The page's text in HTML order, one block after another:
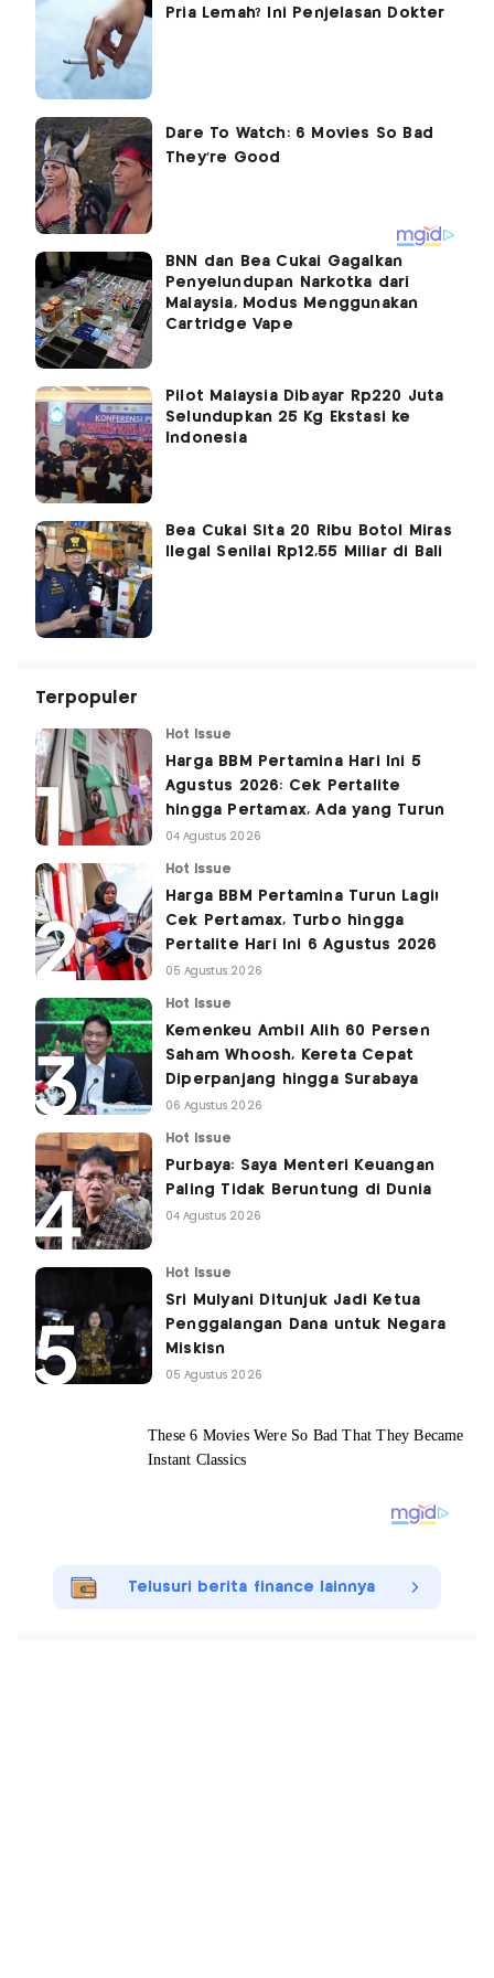
Pria Lemah? Ini Penjelasan Dokter
BNN dan Bea Cukai Gagalkan
Penyelundupan Narkotka dari
Malaysia, Modus Menggunakan
Cartridge Vape
Pilot Malaysia Dibayar Rp220 Juta
Selundupkan 25 Kg Ekstasi ke
Indonesia
Bea Cukai Sita 20 Ribu Botol Miras
Ilegal Senilai Rp12,55 Miliar di Bali
Terpopuler
Hot Issue
Harga BBM Pertamina Hari Ini 5
Agustus 2026: Cek Pertalite
hingga Pertamax, Ada yang Turun
04 Agustus 2026
Hot Issue
Harga BBM Pertamina Turun Lagi!
Cek Pertamax, Turbo hingga
Pertalite Hari Ini 6 Agustus 2026
05 Agustus 2026
Hot Issue
Kemenkeu Ambil Alih 60 Persen
Saham Whoosh, Kereta Cepat
Diperpanjang hingga Surabaya
06 Agustus 2026
Hot Issue
Purbaya: Saya Menteri Keuangan
Paling Tidak Beruntung di Dunia
04 Agustus 2026
Hot Issue
Sri Mulyani Ditunjuk Jadi Ketua
Penggalangan Dana untuk Negara
Miskisn
05 Agustus 2026
Telusuri berita finance lainnya